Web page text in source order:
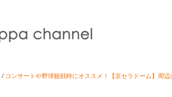
/ コンサートや野球観戦時にオススメ！【京セラドーム】周